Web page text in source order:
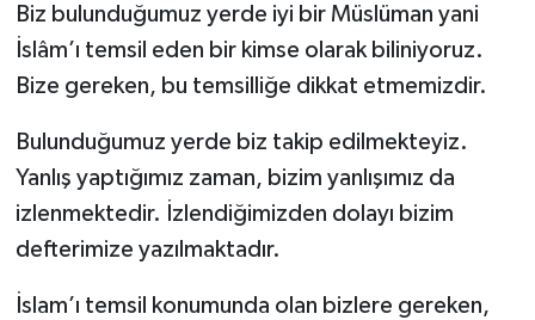
Biz bulunduğumuz yerde iyi bir Müslüman yani
İslâm’ı temsil eden bir kimse olarak biliniyoruz.
Bize gereken, bu temsilliğe dikkat etmemizdir.
Bulunduğumuz yerde biz takip edilmekteyiz.
Yanlış yaptığımız zaman, bizim yanlışımız da
izlenmektedir. İzlendiğimizden dolayı bizim
defterimize yazılmaktadır.
İslam’ı temsil konumunda olan bizlere gereken,